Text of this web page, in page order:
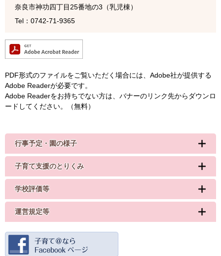
奈良市神功四丁目25番地の3（乳児棟）
Tel：0742-71-9365
PDF形式のファイルをご覧いただく場合には、Adobe社が提供する
Adobe Readerが必要です。
Adobe Readerをお持ちでない方は、バナーのリンク先からダウンロ
ードしてください。（無料）
行事予定・園の様子
子育て支援のとりくみ
学校評価等
運営規定等